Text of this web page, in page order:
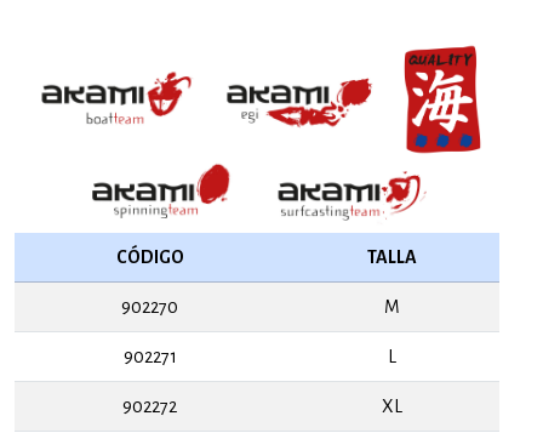
CÓDIGO TALLA
902270 M
902271 L
902272 XL